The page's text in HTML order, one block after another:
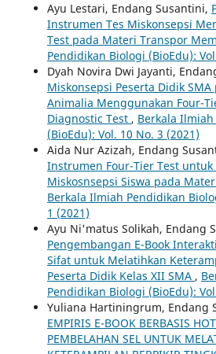
Ayu Lestari, Endang Susantini,
Instrumen Tes Miskonsepsi
Test pada Materi Transpor
Pendidikan Biologi (BioEdu):
Dyah Novira Dwi Jayanti,
Miskonsepsi Peserta Didik
Animalia Menggunakan Four-
Diagnostic Test , Berkala
(BioEdu): Vol. 10 No. 3 (2021)
Aida Nur Azizah, Endang
Instrumen Four-Tier Test untuk
Miskosnsepsi Siswa pada
Berkala Ilmiah Pendidikan
1 (2021)
Ayu Ni'matus Solikah, Endang
Pengembangan E-Book
Sifat untuk Melatihkan
Peserta Didik Kelas XII SMA ,
Pendidikan Biologi (BioEdu):
Yuliana Hartiningrum, Endang
EMPIRIS E-BOOK BERBASIS
PEMBELAHAN SEL UNTUK